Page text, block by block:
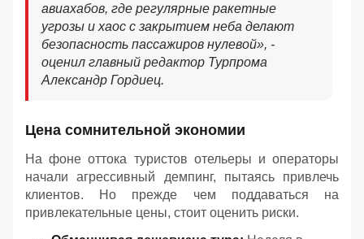
авиахабов, где регулярные ракетные
угрозы и хаос с закрытием неба делают
безопасность пассажиров нулевой», -
оценил главный редактор Турпрома
Александр Гордиец.
Цена сомнительной экономии
На фоне оттока туристов отельеры и операторы
начали агрессивный демпинг, пытаясь привлечь
клиентов. Но прежде чем поддаваться на
привлекательные цены, стоит оценить риски.